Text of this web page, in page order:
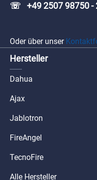
☏ +49 2507 98750 -
Oder über unser
Hersteller
Dahua
Ajax
Jablotron
FireAngel
TecnoFire
Alle Hersteller